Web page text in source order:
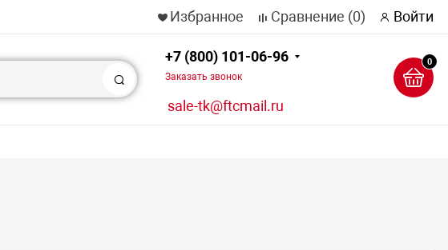
Избранное Сравнение (0) Войти
Поиск
+7 (800) 101-06-96
Заказать звонок
sale-tk@ftcmail.ru
0